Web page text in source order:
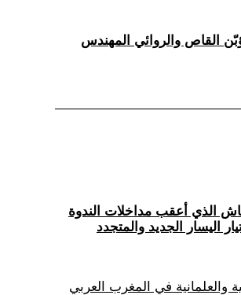
القاص والروائي المهندس
الذي أعقب مداخلات الندوة
اليسار الجديد والمتجدد
والعلمانية في المغرب العربي